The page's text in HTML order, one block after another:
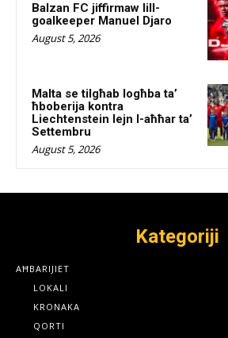
Balzan FC jiffirmaw lill-
goalkeeper Manuel Djaro
August 5, 2026
Malta se tilgħab logħba ta’
ħboberija kontra
Liechtenstein lejn l-aħħar ta’
Settembru
August 5, 2026
Kategoriji
AĦBARIJIET
LOKALI
KRONAKA
QORTI